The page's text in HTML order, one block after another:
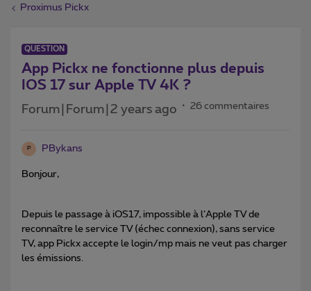
Proximus Pickx
QUESTION
App Pickx ne fonctionne plus depuis
IOS 17 sur Apple TV 4K ?
Forum|Forum|2 years ago 26 commentaires
P PBykans
Bonjour,
Depuis le passage à iOS17, impossible à l’Apple TV de
reconnaître le service TV (échec connexion), sans service
TV, app Pickx accepte le login/mp mais ne veut pas charger
les émissions.